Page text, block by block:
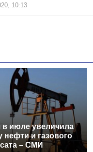
10:13
в июле увеличила
нефти и газового
– СМИ